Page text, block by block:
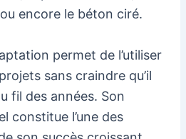
encore le béton ciré.
permet de l’utiliser
sans craindre qu’il
fil des années. Son
constitue l’une des